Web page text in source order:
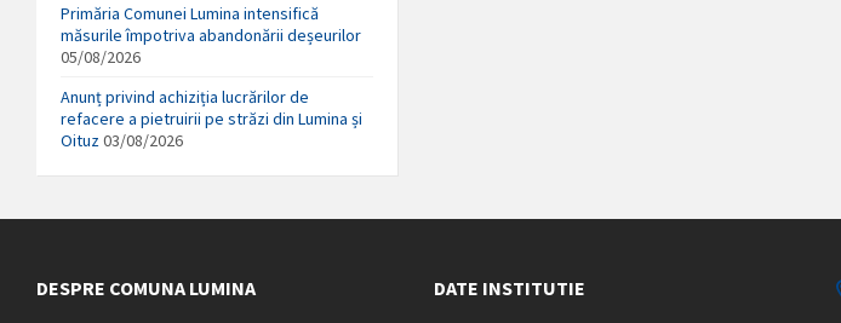
Primăria Comunei Lumina intensifică
măsurile împotriva abandonării deșeurilor
05/08/2026
Anunț privind achiziția lucrărilor de
refacere a pietruirii pe străzi din Lumina și
Oituz 03/08/2026
DESPRE COMUNA LUMINA DATE INSTITUTIE